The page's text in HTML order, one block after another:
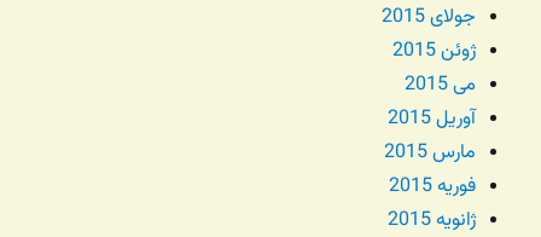
جولای 2015
ژوئن 2015
می 2015
آوریل 2015
مارس 2015
فوریه 2015
ژانویه 2015